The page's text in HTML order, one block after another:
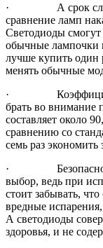
· А срок службы
сравнение ламп
Светодиоды смогут
обычные лампочки
лучше купить один
менять обычные
· Коэффициент
брать во внимание
составляет около
сравнению со
семь раз экономить
· Безопасность,
выбор, ведь при
стоит забывать,
вредные
А светодиоды
здоровья, и не